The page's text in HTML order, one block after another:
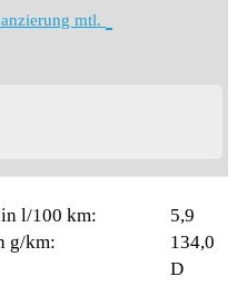
mtl.
l/100 km:
5,9
g/km:
134,0
D